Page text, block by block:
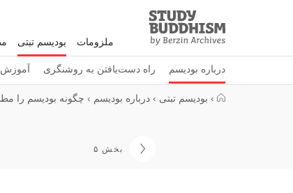
Study
Buddhism
Home
ملزومات بودیسم تبتی
درباره بودیسم راه دست‌یافتن به روشنگری
› بودیسم تبتی › درباره بودیسم › چگونه بودیسم را
بخش ۵